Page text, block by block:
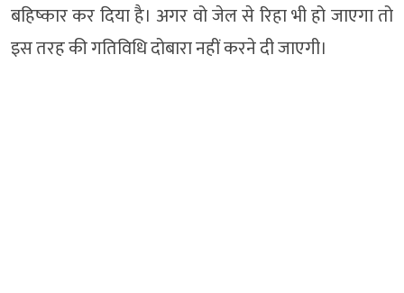
बहिष्कार कर दिया है। अगर वो जेल से रिहा भी हो जाएगा तो
इस तरह की गतिविधि दोबारा नहीं करने दी जाएगी।